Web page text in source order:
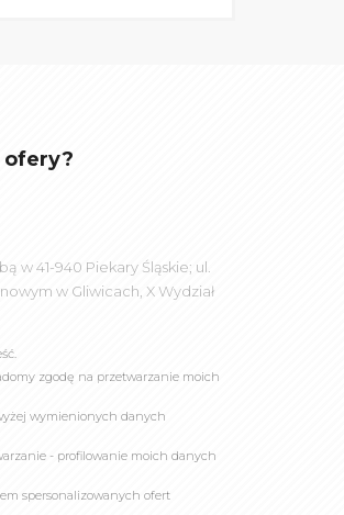
ofery?
w 41-940 Piekary Śląskie; ul.
w Gliwicach, X Wydział
zgodę na przetwarzanie moich
wymienionych danych
- profilowanie moich danych
spersonalizowanych ofert